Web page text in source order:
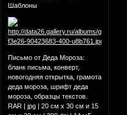
Шаблоны
Письмо от Деда Мороза:
бланк письма, конверт,
новогодняя открытка, грамота
деда мороза, шрифт деда
мороза, образцы текстов.
RAR | jpg | 20 см х 30 см и 15